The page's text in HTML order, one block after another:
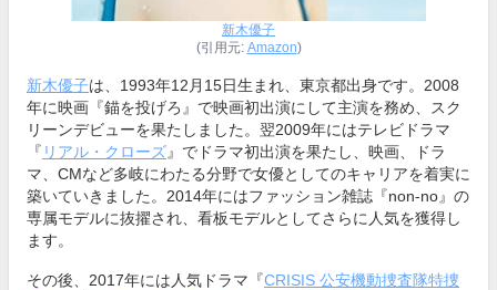
新木優子
(引用元: Amazon)
新木優子は、1993年12月15日生まれ、東京都出身です。2008
年に映画『錨を投げろ』で映画初出演にして主演を務め、スク
リーンデビューを果たしました。翌2009年にはテレビドラマ
『 リアル・クローズ』でドラマ初出演を果たし、映画、ドラ
マ、CMなど多岐にわたる分野で女優としてのキャリアを着実に
築いていきました。2014年にはファッション雑誌『non-no』の
専属モデルに抜擢され、看板モデルとしてさらに人気を獲得し
ます。
その後、2017年には人気ドラマ『CRISIS 公安機動捜査隊特捜